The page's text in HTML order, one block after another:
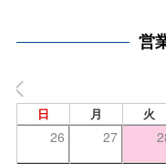
営
日 月 火
26 27